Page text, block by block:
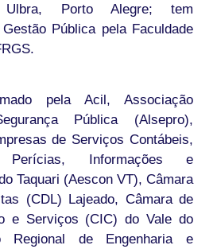
Ulbra, Porto Alegre; tem
Pública pela Faculdade
pela Acil, Associação
Pública (Alsepro),
de Serviços Contábeis,
Perícias, Informações e
Taquari (Aescon VT), Câmara
(CDL) Lajeado, Câmara de
e Serviços (CIC) do Vale do
Regional de Engenharia e